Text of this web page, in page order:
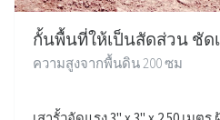
กั้นพื้นที่ให้เป็นสัดส่วน ชัด
ความสูงจากพื้นดิน 200 ซม